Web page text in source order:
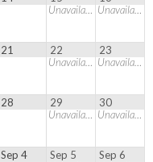
Unavailable
Unavailable
21
22
Unavailable
23
Unavailable
28
29
Unavailable
30
Unavailable
Sep 4
Sep 5
Sep 6